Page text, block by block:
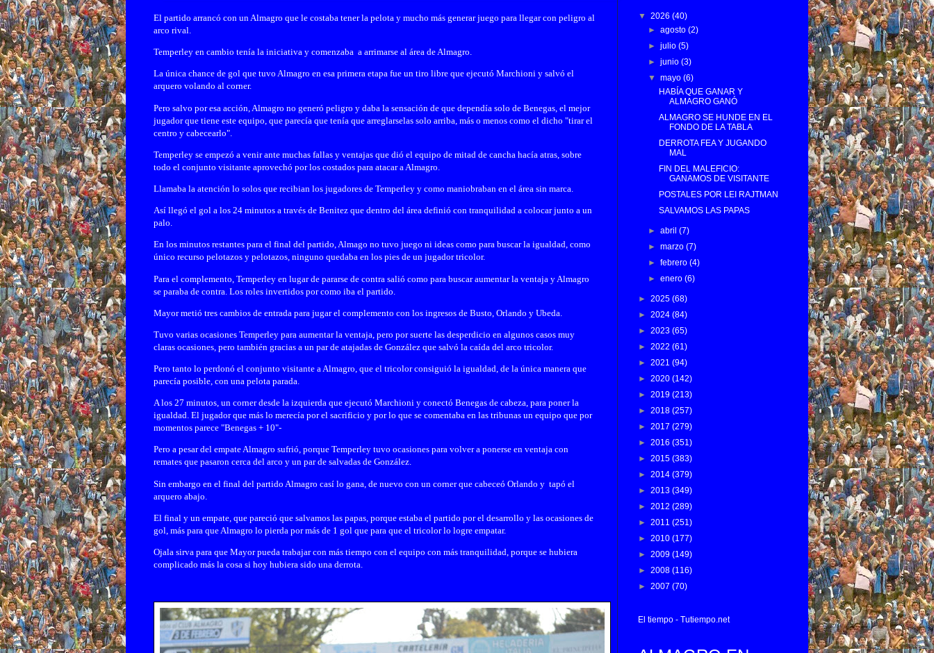
El partido arrancó con un Almagro que le costaba tener la pelota y mucho más generar juego para llegar con peligro al
arco rival.
Temperley en cambio tenía la iniciativa y comenzaba a arrimarse al área de Almagro.
La única chance de gol que tuvo Almagro en esa primera etapa fue un tiro libre que ejecutó Marchioni y salvó el
arquero volando al corner.
Pero salvo por esa acción, Almagro no generó peligro y daba la sensación de que dependía solo de Benegas, el mejor
jugador que tiene este equipo, que parecía que tenía que arreglarselas solo arriba, más o menos como el dicho "tirar el
centro y cabecearlo".
Temperley se empezó a venir ante muchas fallas y ventajas que dió el equipo de mitad de cancha hacía atras, sobre
todo el conjunto visitante aprovechó por los costados para atacar a Almagro.
Llamaba la atención lo solos que recibian los jugadores de Temperley y como maniobraban en el área sin marca.
Así llegó el gol a los 24 minutos a través de Benitez que dentro del área definió con tranquilidad a colocar junto a un
palo.
En los minutos restantes para el final del partido, Almago no tuvo juego ni ideas como para buscar la igualdad, como
único recurso pelotazos y pelotazos, ninguno quedaba en los pies de un jugador tricolor.
Para el complemento, Temperley en lugar de pararse de contra salió como para buscar aumentar la ventaja y Almagro
se paraba de contra. Los roles invertidos por como iba el partido.
Mayor metió tres cambios de entrada para jugar el complemento con los ingresos de Busto, Orlando y Ubeda.
Tuvo varias ocasiones Temperley para aumentar la ventaja, pero por suerte las desperdicio en algunos casos muy
claras ocasiones, pero también gracias a un par de atajadas de González que salvó la caída del arco tricolor.
Pero tanto lo perdonó el conjunto visitante a Almagro, que el tricolor consiguió la igualdad, de la única manera que
parecía posible, con una pelota parada.
A los 27 minutos, un corner desde la izquierda que ejecutó Marchioni y conectó Benegas de cabeza, para poner la
igualdad. El jugador que más lo merecía por el sacrificio y por lo que se comentaba en las tribunas un equipo que por
momentos parece "Benegas + 10"-
Pero a pesar del empate Almagro sufrió, porque Temperley tuvo ocasiones para volver a ponerse en ventaja con
remates que pasaron cerca del arco y un par de salvadas de González.
Sin embargo en el final del partido Almagro casí lo gana, de nuevo con un corner que cabeceó Orlando y tapó el
arquero abajo.
El final y un empate, que pareció que salvamos las papas, porque estaba el partido por el desarrollo y las ocasiones de
gol, más para que Almagro lo pierda por más de 1 gol que para que el tricolor lo logre empatar.
Ojala sirva para que Mayor pueda trabajar con más tiempo con el equipo con más tranquilidad, porque se hubiera
complicado más la cosa si hoy hubiera sido una derrota.
▼ 2026 (40)
►agosto(2)
►julio(5)
►junio(3)
▼mayo(6)
HABÍA QUE GANAR Y
ALMAGRO GANÓ
ALMAGRO SE HUNDE EN EL
FONDO DE LA TABLA
DERROTA FEA Y JUGANDO
MAL
FIN DEL MALEFICIO:
GANAMOS DE VISITANTE
POSTALES POR LEI RAJTMAN
SALVAMOS LAS PAPAS
►abril(7)
►marzo(7)
►febrero(4)
►enero(6)
► 2025 (68)
► 2024 (84)
► 2023 (65)
► 2022 (61)
► 2021 (94)
► 2020 (142)
► 2019 (213)
► 2018 (257)
► 2017 (279)
► 2016 (351)
► 2015 (383)
► 2014 (379)
► 2013 (349)
► 2012 (289)
► 2011 (251)
► 2010 (177)
► 2009 (149)
► 2008 (116)
► 2007 (70)
El tiempo - Tutiempo.net